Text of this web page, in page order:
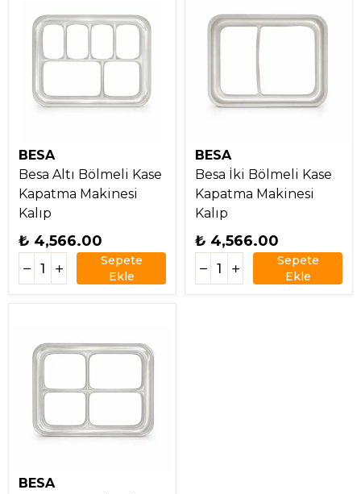
BESA
Besa Altı Bölmeli Kase
Kapatma Makinesi
Kalıp
₺ 4,566.00
Sepete
Ekle
BESA
Besa İki Bölmeli Kase
Kapatma Makinesi
Kalıp
₺ 4,566.00
Sepete
Ekle
BESA